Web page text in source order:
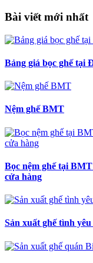
Bài viết mới nhất
Bảng giá bọc ghế tại
Nệm ghế BMT
Bọc nệm ghế tại
cửa hàng
Sản xuất ghế tình